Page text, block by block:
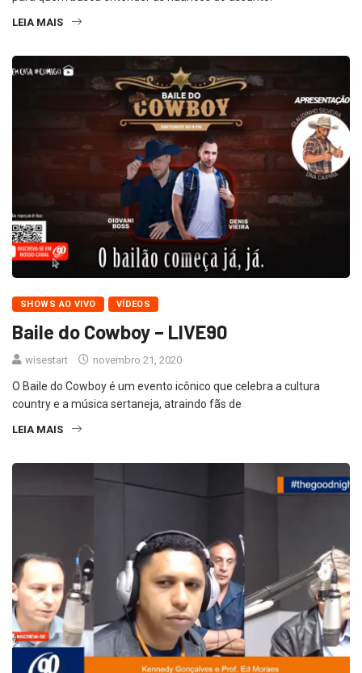
LEIA MAIS
SHOWS AO VIVO VÍDEOS
Baile do Cowboy – LIVE90
wisestart novembro 21, 2020
O Baile do Cowboy é um evento icônico que celebra a cultura
country e a música sertaneja, atraindo fãs de
LEIA MAIS